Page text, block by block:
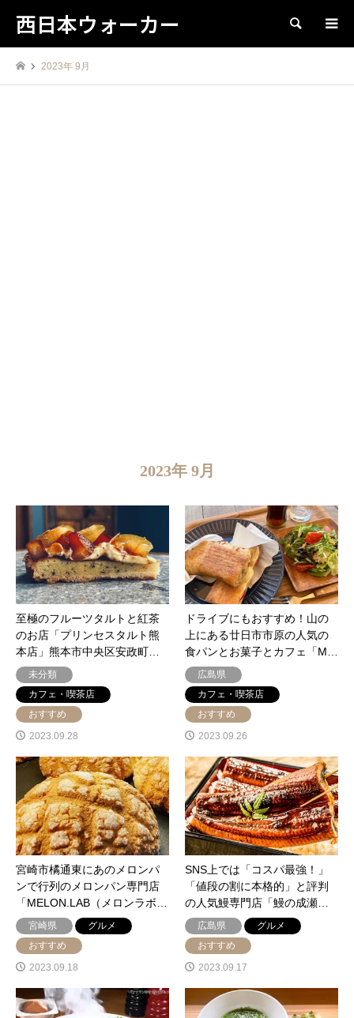
西日本ウォーカー 検索
2023年 9月
2023年 9月
至極のフルーツタルトと紅茶
のお店「プリンセスタルト熊
本店」熊本市中央区安政町…
未分類
カフェ・喫茶店
おすすめ
2023.09.28
ドライブにもおすすめ！山の
上にある廿日市市原の人気の
食パンとお菓子とカフェ「M…
広島県
カフェ・喫茶店
おすすめ
2023.09.26
宮崎市橘通東にあのメロンパ
ンで行列のメロンパン専門店
「MELON.LAB（メロンラボ…
宮崎県
グルメ
おすすめ
2023.09.18
SNS上では「コスパ最強！」
「値段の割に本格的」と評判
の人気鰻専門店「鰻の成瀬…
広島県
グルメ
おすすめ
2023.09.17